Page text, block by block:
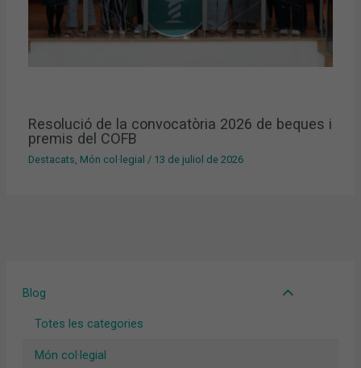
Blog
Totes les categories
Món col·legial
Resolució de la convocatòria 2026 de beques i
premis del COFB
Destacats Món col·legial / 13 de juliol de 2026